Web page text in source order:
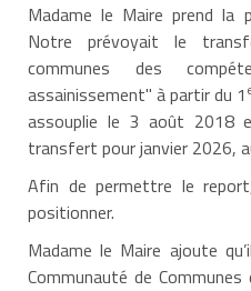
Madame le Maire prend la
Notre prévoyait le
communes des
assainissement" à partir du 1
assouplie le 3 août 2018
transfert pour janvier 2026,
Afin de permettre le
positionner.
Madame le Maire ajoute
Communauté de